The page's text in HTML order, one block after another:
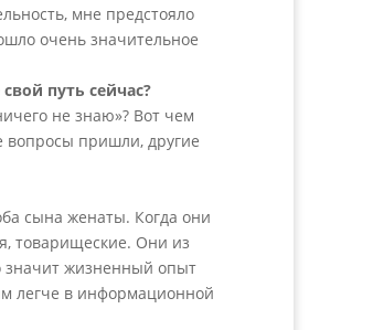
мне предстояло
очень значительное
путь сейчас?
не знаю»? Вот чем
вопросы пришли, другие
сына женаты. Когда они
товарищеские. Они из
значит жизненный опыт
легче в информационной